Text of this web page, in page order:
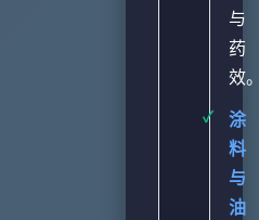
与
药
效
涂
料
与
油